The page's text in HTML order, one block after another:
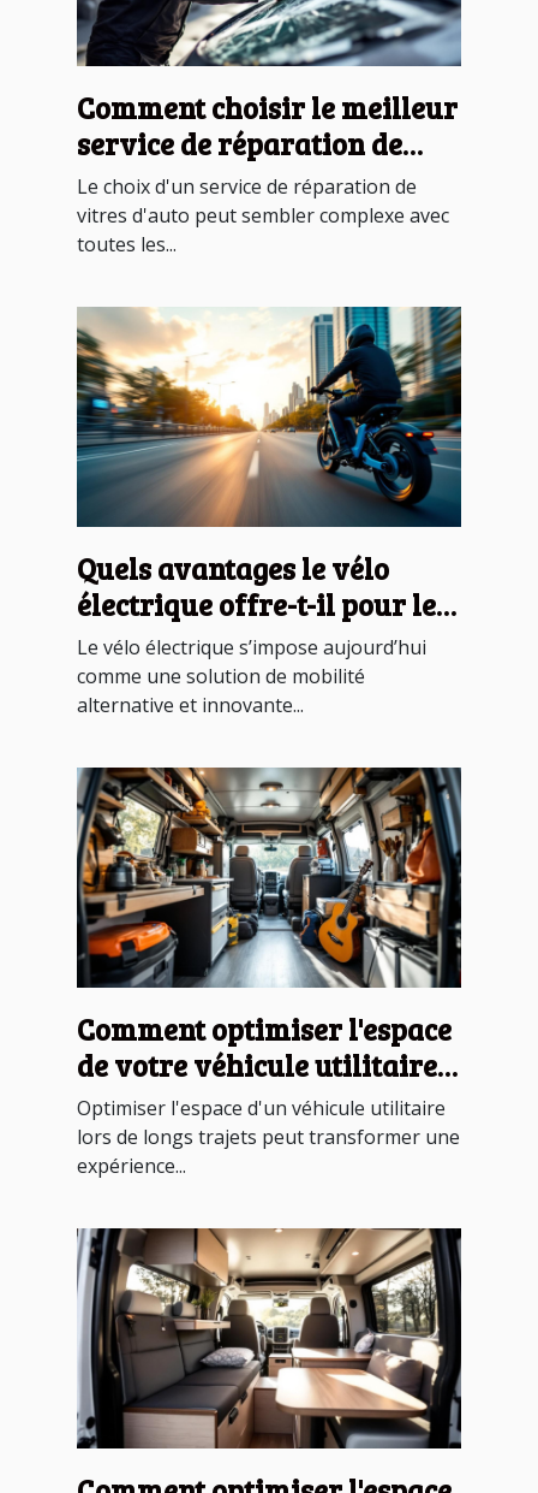
Comment choisir le meilleur
service de réparation de
vitres d'auto ?
Le choix d'un service de réparation de
vitres d'auto peut sembler complexe avec
toutes les...
Quels avantages le vélo
électrique offre-t-il pour les
trajets quotidiens ?
Le vélo électrique s’impose aujourd’hui
comme une solution de mobilité
alternative et innovante...
Comment optimiser l'espace
de votre véhicule utilitaire
pour les longs trajets ?
Optimiser l'espace d'un véhicule utilitaire
lors de longs trajets peut transformer une
expérience...